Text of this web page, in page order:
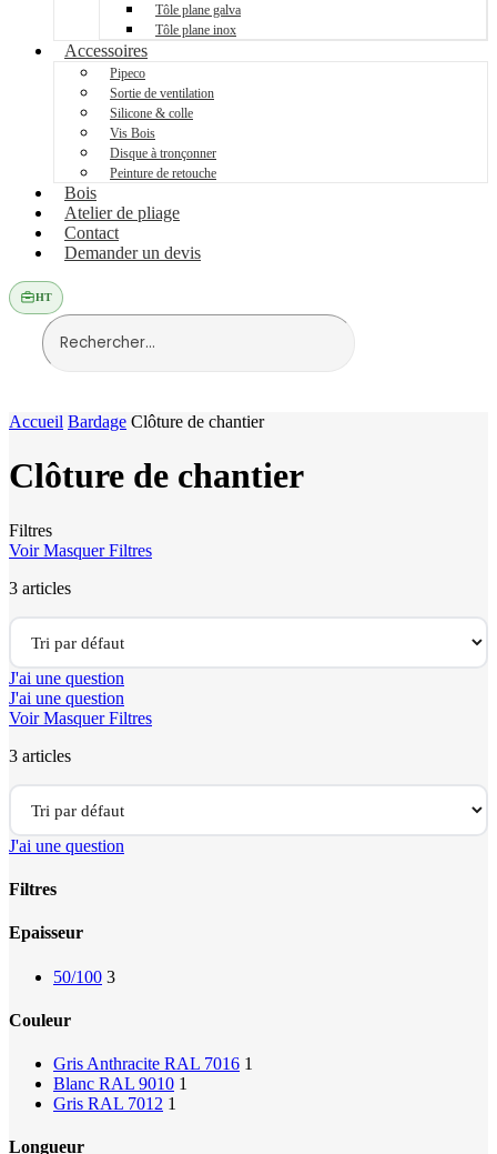
Tôle plane galva
Tôle plane inox
Accessoires
Pipeco
Sortie de ventilation
Silicone & colle
Vis Bois
Disque à tronçonner
Peinture de retouche
Bois
Atelier de pliage
Contact
Demander un devis
HT
Accueil Bardage Clôture de chantier
Clôture de chantier
Filtres
Voir Masquer Filtres
3 articles
J'ai une question
J'ai une question
Voir Masquer Filtres
3 articles
J'ai une question
Filtres
Close
Epaisseur
50/100 3
Couleur
Gris Anthracite RAL 7016 1
Blanc RAL 9010 1
Gris RAL 7012 1
Longueur